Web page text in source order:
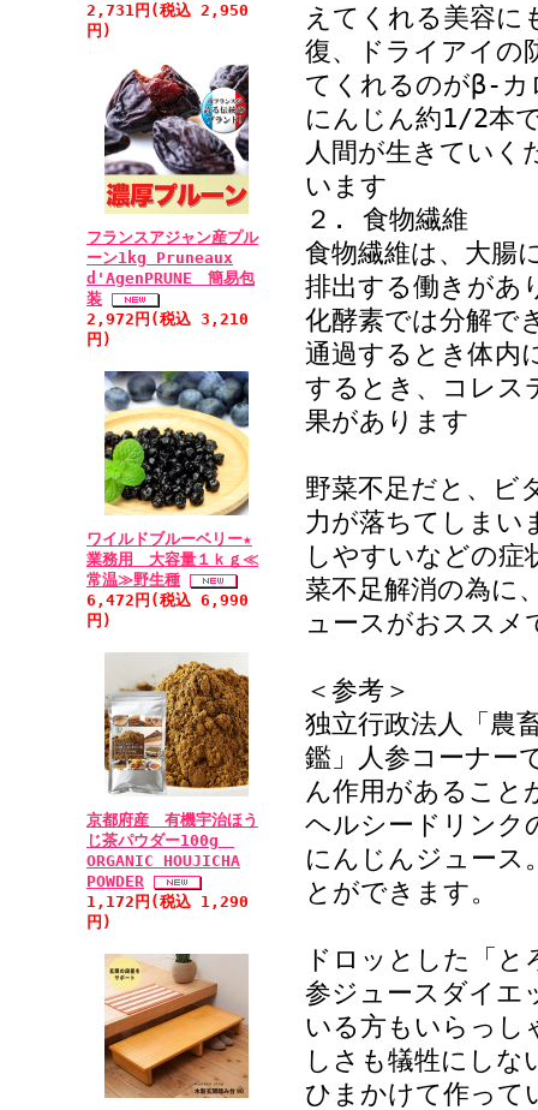
2,731円(税込 2,950
円)
フランスアジャン産プル
ーン1kg Pruneaux
d'AgenPRUNE 簡易包
装
2,972円(税込 3,210
円)
ワイルドブルーベリー★
業務用 大容量１ｋｇ≪
常温≫野生種
6,472円(税込 6,990
円)
京都府産 有機宇治ほう
じ茶パウダー100g
ORGANIC HOUJICHA
POWDER
1,172円(税込 1,290
円)
えてくれる美容に
復、ドライアイの
てくれるのがβ-カ
にんじん約1/2本
人間が生きていく
います
２. 食物繊維
食物繊維は、大腸
排出する働きがあ
化酵素では分解で
通過するとき体内
するとき、コレス
果があります
野菜不足だと、ビ
力が落ちてしまい
しやすいなどの症
菜不足解消の為に
ュースがおススメ
＜参考＞
独立行政法人「農
鑑」人参コーナー
ん作用があること
ヘルシードリンク
にんじんジュース
とができます。
ドロッとした「
参ジュースダイエ
いる方もいらっし
しさも犠牲にしな
ひまかけて作って